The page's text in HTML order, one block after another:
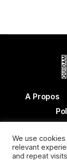
A Propos
Actualité
We use
relevant
and repeat